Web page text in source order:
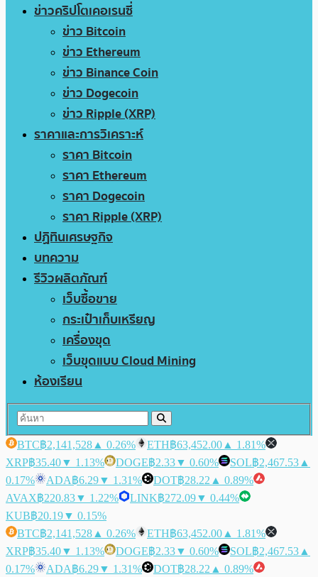
ข่าวคริปโตเคอเรนซี่
ข่าว Bitcoin
ข่าว Ethereum
ข่าว Binance Coin
ข่าว Dogecoin
ข่าว Ripple (XRP)
ราคาและการวิเคราะห์
ราคา Bitcoin
ราคา Ethereum
ราคา Dogecoin
ราคา Ripple (XRP)
ปฏิทินเศรษฐกิจ
บทความ
รีวิวผลิตภัณฑ์
เว็บซื้อขาย
กระเป๋าเก็บเหรียญ
เครื่องขุด
เว็บขุดแบบ Cloud Mining
ห้องเรียน
BTC฿2,141,528 ▲ 0.26% ETH฿63,452.00 ▲ 1.81%
XRP฿35.40▼ 1.13% DOGE฿2.33▼ 0.60% SOL฿2,467.53 ▲
0.17%
ADA฿6.29▼ 1.31% DOT฿28.22 ▲ 0.89%
AVAX฿220.83▼ 1.22% LINK฿272.09▼ 0.44%
KUB฿20.19▼ 0.15%
BTC฿2,141,528 ▲ 0.26% ETH฿63,452.00 ▲ 1.81%
XRP฿35.40▼ 1.13% DOGE฿2.33▼ 0.60% SOL฿2,467.53 ▲
0.17%
ADA฿6.29▼ 1.31% DOT฿28.22 ▲ 0.89%